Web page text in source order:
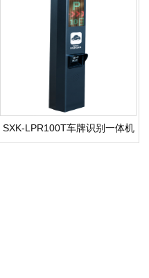
SXK-LPR100T车牌识别一体机